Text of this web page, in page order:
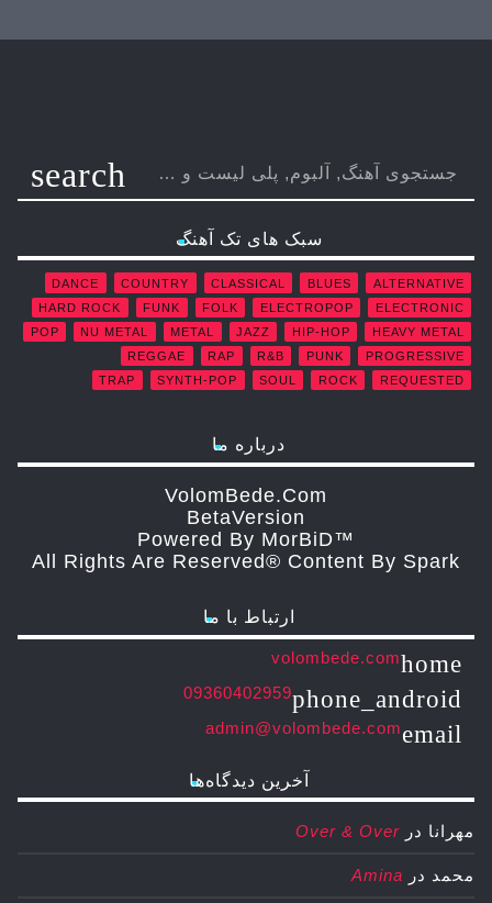
search
سبک های تک آهنگ
ALTERNATIVE
BLUES
CLASSICAL
COUNTRY
DANCE
ELECTRONIC
ELECTROPOP
FOLK
FUNK
HARD ROCK
HEAVY METAL
HIP-HOP
JAZZ
METAL
NU METAL
POP
PROGRESSIVE
PUNK
R&B
RAP
REGGAE
REQUESTED
ROCK
SOUL
SYNTH-POP
TRAP
درباره ما
VolomBede.com
ΒetaVersion
Powered By MorBiD™
All Rights Are Reserved® Content By Spark
ارتباط با ما
home
volombede.com
phone_android
09360402959
email
admin@volombede.com
آخرین دیدگاه‌ها
مهرانا در Over & Over
محمد در Amina